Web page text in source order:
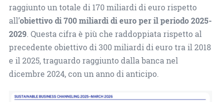
raggiunto un totale di 170 miliardi di euro rispetto
all’obiettivo di 700 miliardi di euro per il periodo 2025-
2029. Questa cifra è più che raddoppiata rispetto al
precedente obiettivo di 300 miliardi di euro tra il 2018
e il 2025, traguardo raggiunto dalla banca nel
dicembre 2024, con un anno di anticipo.